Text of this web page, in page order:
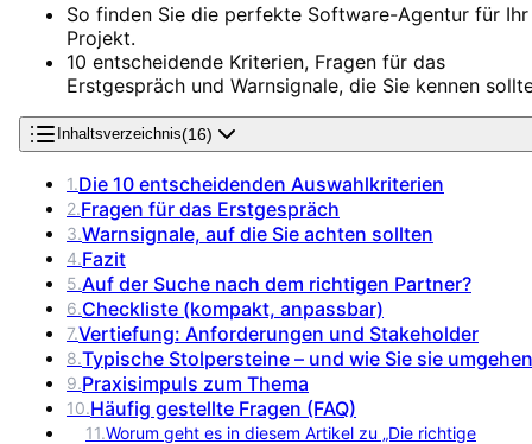
So finden Sie die perfekte Software-Agentur für Ihr
Projekt.
10 entscheidende Kriterien, Fragen für das
Erstgespräch und Warnsignale, die Sie kennen
Inhaltsverzeichnis(16)
1.Die 10 entscheidenden Auswahlkriterien
2.Fragen für das Erstgespräch
3.Warnsignale, auf die Sie achten sollten
4.Fazit
5.Auf der Suche nach dem richtigen Partner?
6.Checkliste (kompakt, anpassbar)
7.Vertiefung: Anforderungen und Stakeholder
8.Typische Stolpersteine – und wie Sie sie umgehen
9.Praxisimpuls zum Thema
10.Häufig gestellte Fragen (FAQ)
11.Worum geht es in diesem Artikel zu „Die richtige